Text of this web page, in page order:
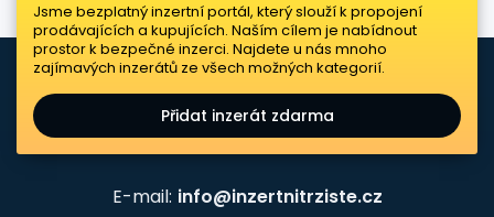
Jsme bezplatný inzertní portál, který slouží k propojení
prodávajících a kupujících. Naším cílem je nabídnout
prostor k bezpečné inzerci. Najdete u nás mnoho
zajímavých inzerátů ze všech možných kategorií.
Přidat inzerát zdarma
E-mail: info@inzertnitrziste.cz